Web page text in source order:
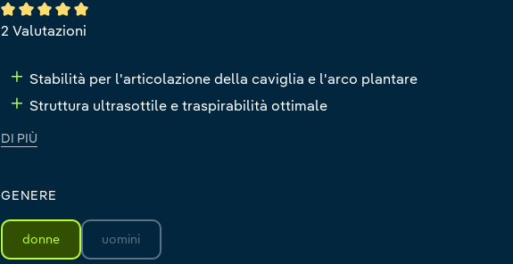
Valutazione media di 5 su 5 stelle
2 Valutazioni
Stabilità per l'articolazione della caviglia e l'arco plantare
Struttura ultrasottile e traspirabilità ottimale
DI PIÙ
GENERE
donne uomini(Questa opzione non è al momento disponibile.)